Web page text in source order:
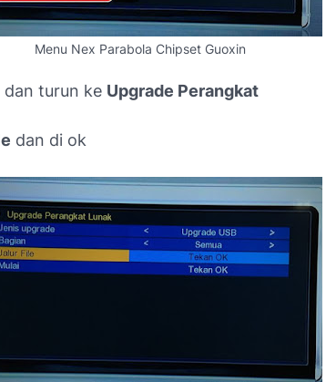
Menu Nex Parabola Chipset Guoxin
dan turun ke Upgrade Perangkat
dan di ok